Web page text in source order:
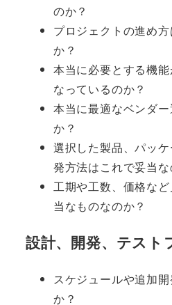
のか？
プロジェクトの進め
か？
本当に必要とする機
なっているのか？
本当に最適なベンダ
か？
選択した製品、パッ
発方法はこれで妥当な
工期や工数、価格な
当なものなのか？
設計、開発、テスト
スケジュールや追加
か？